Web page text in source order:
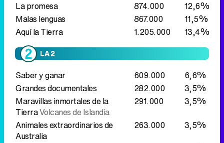
Saber y ganar 609.000
6,6%
Grandes documentales
282.000
3,5%
Maravillas inmortales de la
Tierra
291.000
3,5%
Animales extraordinarios de
3,5%
Malas lenguas
439.000
6,2%
Sukha
147.000
2,0%
Trivial Pursuit
215.000 2,4%
ANTENA 3